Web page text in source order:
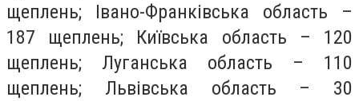
щеплень; Івано-Франківська область –
187 щеплень; Київська область – 120
щеплень; Луганська область – 110
щеплень; Львівська область – 30